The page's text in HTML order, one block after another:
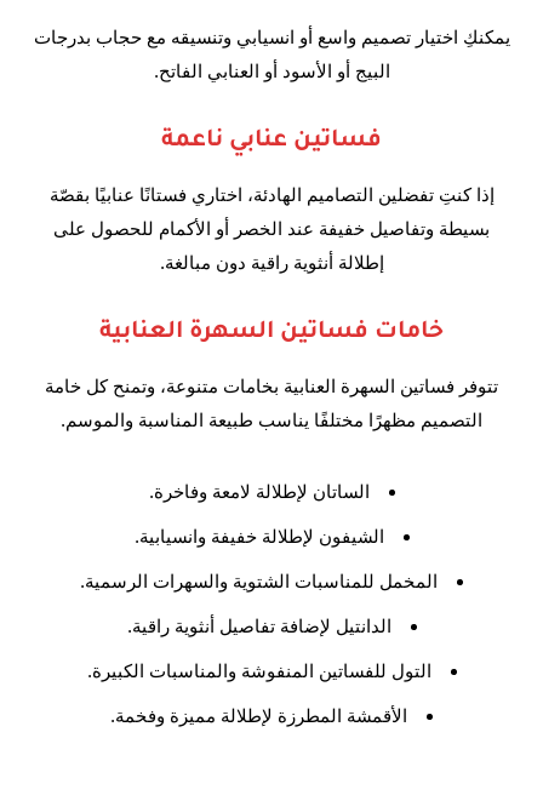
يمكنكِ اختيار تصميم واسع أو انسيابي وتنسيقه مع حجاب بدرجات
البيج أو الأسود أو العنابي الفاتح.
فساتين عنابي ناعمة
إذا كنتِ تفضلين التصاميم الهادئة، اختاري فستانًا عنابيًا بقصّة
بسيطة وتفاصيل خفيفة عند الخصر أو الأكمام للحصول على
إطلالة أنثوية راقية دون مبالغة.
خامات فساتين السهرة العنابية
تتوفر فساتين السهرة العنابية بخامات متنوعة، وتمنح كل خامة
التصميم مظهرًا مختلفًا يناسب طبيعة المناسبة والموسم.
الساتان لإطلالة لامعة وفاخرة.
الشيفون لإطلالة خفيفة وانسيابية.
المخمل للمناسبات الشتوية والسهرات الرسمية.
الدانتيل لإضافة تفاصيل أنثوية راقية.
التول للفساتين المنفوشة والمناسبات الكبيرة.
الأقمشة المطرزة لإطلالة مميزة وفخمة.